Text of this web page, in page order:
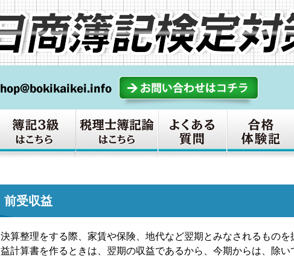
前受収益
決算整理をする際、家賃や保険、地代など翌期とみなされるもの
益計算書を作るときは、翌期の収益であるから、今期からは、除い